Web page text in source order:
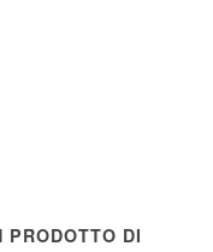
PRODOTTO DI